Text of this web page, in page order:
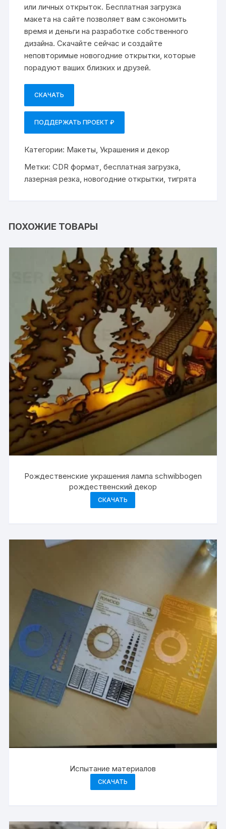
или личных открыток. Бесплатная загрузка
макета на сайте позволяет вам сэкономить
время и деньги на разработке собственного
дизайна. Скачайте сейчас и создайте
неповторимые новогодние открытки, которые
порадуют ваших близких и друзей.
СКАЧАТЬ
ПОДДЕРЖАТЬ ПРОЕКТ ₽
Категории: Макеты ,Украшения и декор
Метки:CDR формат ,бесплатная загрузка
лазерная резка ,новогодние открытки тигрята
ПОХОЖИЕ ТОВАРЫ
Рождественские украшения лампа schwibbogen
рождественский декор
СКАЧАТЬ
Испытание материалов
СКАЧАТЬ